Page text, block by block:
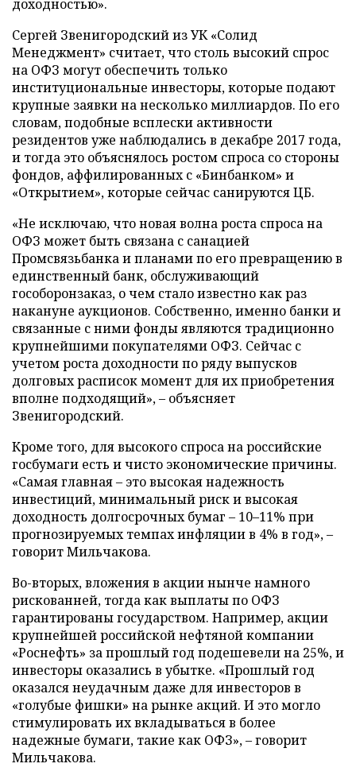
доходностью».
Сергей Звенигородский из УК «Солид
Менеджмент» считает, что столь высокий спрос
на ОФЗ могут обеспечить только
институциональные инвесторы, которые подают
крупные заявки на несколько миллиардов. По его
словам, подобные всплески активности
резидентов уже наблюдались в декабре 2017 года,
и тогда это объяснялось ростом спроса со стороны
фондов, аффилированных с «Бинбанком» и
«Открытием», которые сейчас санируются ЦБ.
«Не исключаю, что новая волна роста спроса на
ОФЗ может быть связана с санацией
Промсвязьбанка и планами по его превращению в
единственный банк, обслуживающий
гособоронзаказ, о чем стало известно как раз
накануне аукционов. Собственно, именно банки и
связанные с ними фонды являются традиционно
крупнейшими покупателями ОФЗ. Сейчас с
учетом роста доходности по ряду выпусков
долговых расписок момент для их приобретения
вполне подходящий», – объясняет
Звенигородский.
Кроме того, для высокого спроса на российские
госбумаги есть и чисто экономические причины.
«Самая главная – это высокая надежность
инвестиций, минимальный риск и высокая
доходность долгосрочных бумаг – 10–11% при
прогнозируемых темпах инфляции в 4% в год», –
говорит Мильчакова.
Во-вторых, вложения в акции нынче намного
рискованней, тогда как выплаты по ОФЗ
гарантированы государством. Например, акции
крупнейшей российской нефтяной компании
«Роснефть» за прошлый год подешевели на 25%, и
инвесторы оказались в убытке. «Прошлый год
оказался неудачным даже для инвесторов в
«голубые фишки» на рынке акций. И это могло
стимулировать их вкладываться в более
надежные бумаги, такие как ОФЗ», – говорит
Мильчакова.